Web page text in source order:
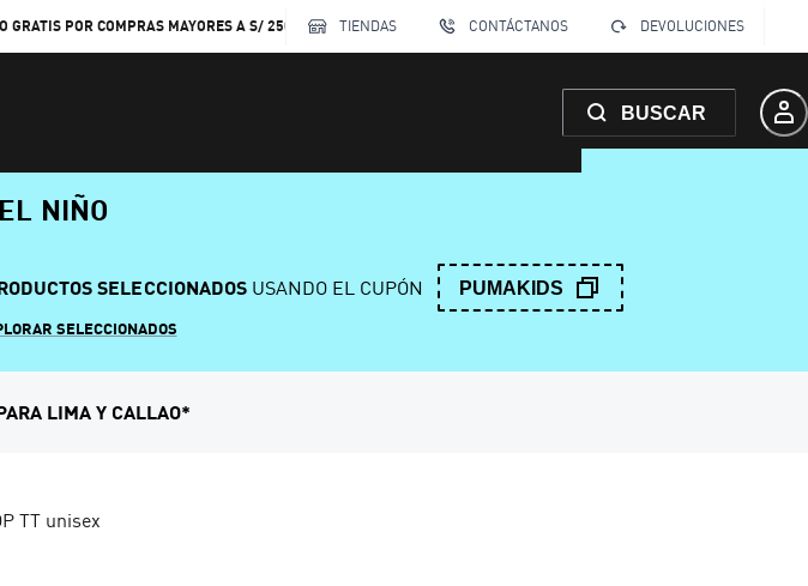
GRATIS POR COMPRAS MAYORES A S/ 250 TIENDAS CONTÁCTANOS DEVOLUCIONES
BUSCAR
NIÑO
SELECCIONADOSUSANDO EL CUPÓN PUMAKIDS
SELECCIONADOS
LIMA Y CALLAO*
TT unisex